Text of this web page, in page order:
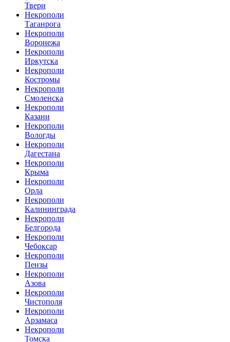
Твери
Некрополи
Таганрога
Некрополи
Воронежа
Некрополи
Иркутска
Некрополи
Костромы
Некрополи
Смоленска
Некрополи
Казани
Некрополи
Вологды
Некрополи
Дагестана
Некрополи
Крыма
Некрополи
Орла
Некрополи
Калининграда
Некрополи
Белгорода
Некрополи
Чебоксар
Некрополи
Пензы
Некрополи
Азова
Некрополи
Чистополя
Некрополи
Арзамаса
Некрополи
Томска